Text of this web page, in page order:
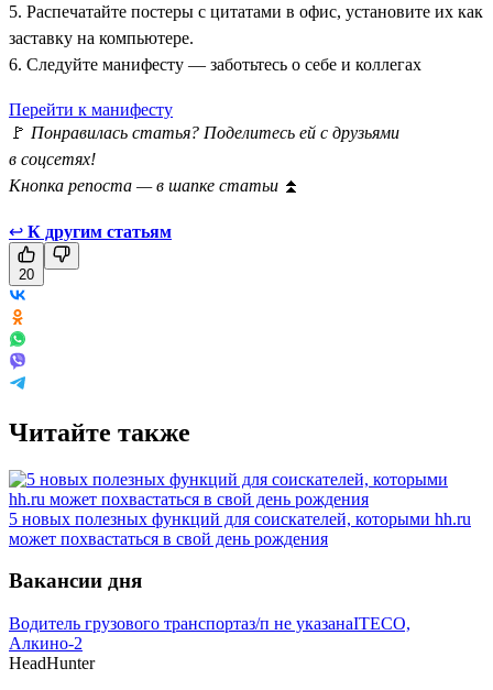
5. Распечатайте постеры с цитатами в офис, установите их как
заставку на компьютере.
6. Следуйте манифесту — заботьтесь о себе и коллегах
Перейти к манифесту
🚩 Понравилась статья? Поделитесь ей с друзьями
в соцсетях!
Кнопка репоста — в шапке статьи ⏫
↩ К другим статьям
20
Читайте также
5 новых полезных функций для соискателей, которыми hh.ru
может похвастаться в свой день рождения
Вакансии дня
Водитель грузового транспортаз/п не указанаITECO,
Алкино-2
HeadHunter